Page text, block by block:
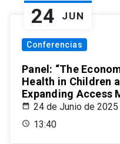
24 JUN
Conferencias
Panel: “The
Health in Children
Expanding Access
24 de Junio de 2025
13:40